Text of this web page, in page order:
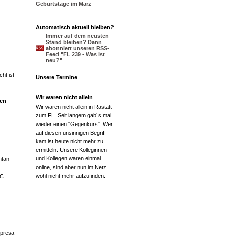
ist
Geburtstage im März
Automatisch aktuell bleiben?
Immer auf dem neusten
Stand bleiben? Dann
abonniert unseren RSS-
Feed "FL 239 - Was ist
neu?"
Unsere Termine
Wir waren nicht allein
Wir waren nicht allein in Rastatt
zum FL. Seit langem gab´s mal
wieder einen "Gegenkurs". Wer
auf diesen unsinnigen Begriff
kam ist heute nicht mehr zu
ermitteln. Unsere Kolleginnen
und Kollegen waren einmal
online, sind aber nun im Netz
wohl nicht mehr aufzufinden.